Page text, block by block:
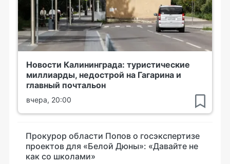
Новости Калининграда: туристические
миллиарды, недострой на Гагарина и
главный почтальон
вчера, 20:00
Прокурор области Попов о госэкспертизе
проектов для «Белой Дюны»: «Давайте не
как со школами»